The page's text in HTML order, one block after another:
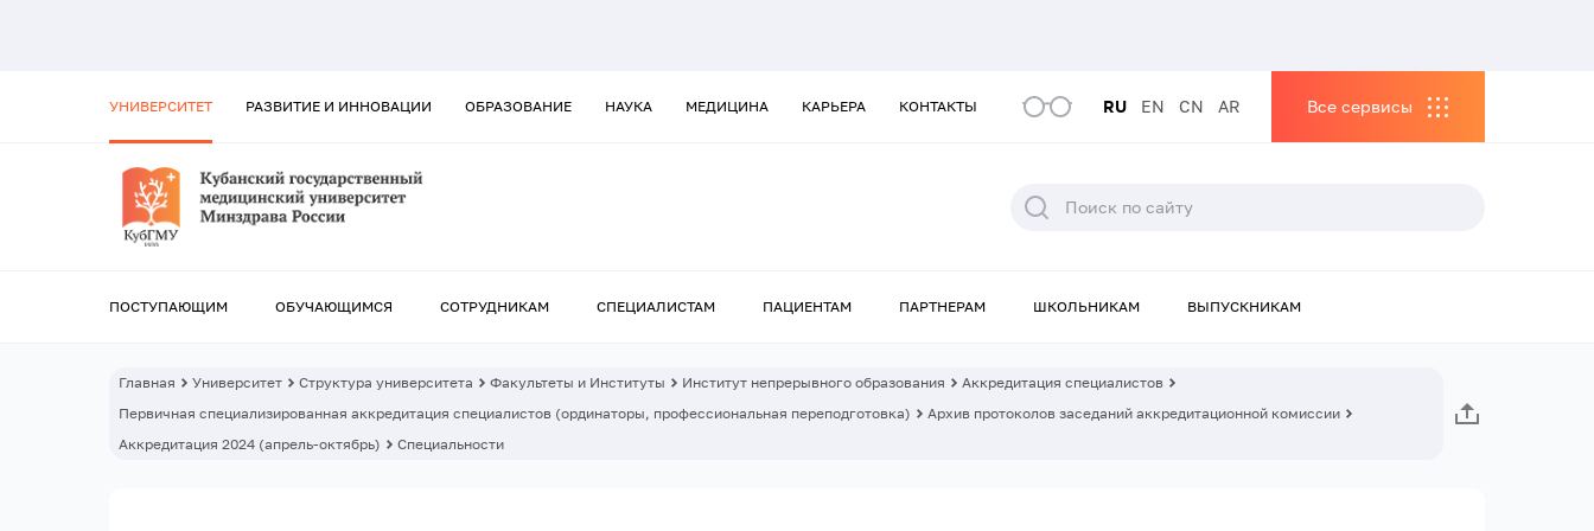
УНИВЕРСИТЕТ РАЗВИТИЕ И ИННОВАЦИИ ОБРАЗОВАНИЕ НАУКА МЕДИЦИНА КАРЬЕРА КОНТАКТЫ RU EN CN AR Все сервисы
ПОСТУПАЮЩИМ ОБУЧАЮЩИМСЯ СОТРУДНИКАМ СПЕЦИАЛИСТАМ ПАЦИЕНТАМ ПАРТНЕРАМ ШКОЛЬНИКАМ ВЫПУСКНИКАМ
Главная Университет Структура университета Факультеты и Институты Институт непрерывного образования
Аккредитация специалистов
Первичная специализированная аккредитация специалистов (ординаторы, профессиональная переподготовка)
Архив протоколов заседаний аккредитационной комиссии
Аккредитация 2024 (апрель-октябрь)
Специальности